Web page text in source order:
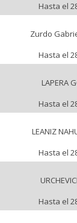
Hasta el
Zurdo
Hasta el
LAPERA
Hasta el
LEANIZ
Hasta el
Hasta el